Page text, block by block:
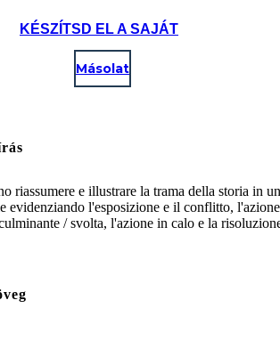
KÉSZÍTSD EL A SAJÁT
Másolat
riassumere e illustrare la trama della storia in
evidenziando l'esposizione e il conflitto,
/ svolta, l'azione in calo e la